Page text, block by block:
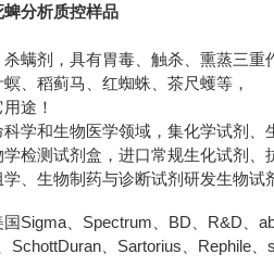
分析质控样品
螨剂，具有胃毒、触杀、熏蒸三
、稻蓟马、红蜘蛛、茶尺蠖等，
途！
学和生物医学领域，集化学试剂
检测试剂盒，进口常规生化试剂
、生物制药与诊断试剂研发生物试
Sigma、Spectrum、BD、R&D、
SchottDuran、Sartorius、Rephile、